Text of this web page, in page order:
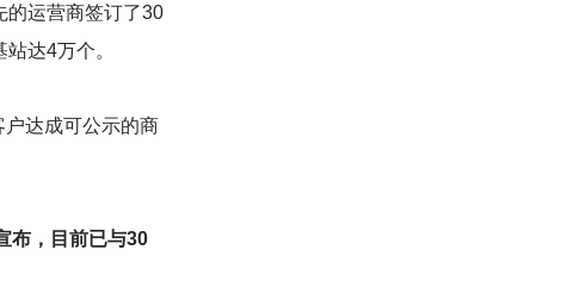
的运营商签订了30
达4万个。
达成可公示的商
布，目前已与30